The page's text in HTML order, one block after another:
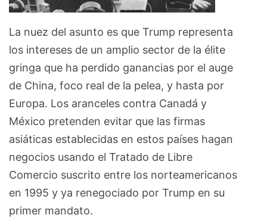
La nuez del asunto es que Trump representa
los intereses de un amplio sector de la élite
gringa que ha perdido ganancias por el auge
de China, foco real de la pelea, y hasta por
Europa. Los aranceles contra Canadá y
México pretenden evitar que las firmas
asiáticas establecidas en estos países hagan
negocios usando el Tratado de Libre
Comercio suscrito entre los norteamericanos
en 1995 y ya renegociado por Trump en su
primer mandato.